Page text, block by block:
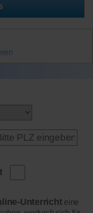
Unterrichteine